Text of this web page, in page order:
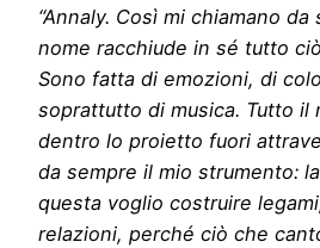
“Annaly. Così mi chiamano da
nome racchiude in sé tutto
Sono fatta di emozioni, di
soprattutto di musica. Tutto il
dentro lo proietto fuori
da sempre il mio strumento:
questa voglio costruire
relazioni, perché ciò che